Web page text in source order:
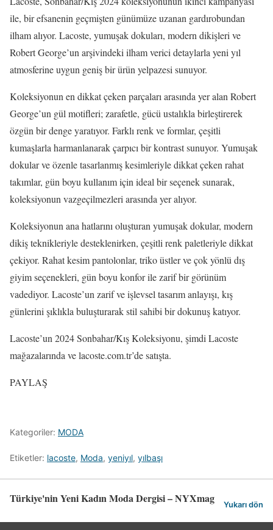
ile, bir efsanenin geçmişten günümüze uzanan gardırobundan
ilham alıyor. Lacoste, yumuşak dokuları, modern dikişleri ve
Robert George’un arşivindeki ilham verici detaylarla yeni yıl
atmosferine uygun geniş bir ürün yelpazesi sunuyor.
Koleksiyonun en dikkat çeken parçaları arasında yer alan Robert
George’un gül motifleri; zarafetle, gücü ustalıkla birleştirerek
özgün bir denge yaratıyor. Farklı renk ve formlar, çeşitli
kumaşlarla harmanlanarak çarpıcı bir kontrast sunuyor. Yumuşak
dokular ve özenle tasarlanmış kesimleriyle dikkat çeken rahat
takımlar, gün boyu kullanım için ideal bir seçenek sunarak,
koleksiyonun vazgeçilmezleri arasında yer alıyor.
Koleksiyonun ana hatlarını oluşturan yumuşak dokular, modern
dikiş teknikleriyle desteklenirken, çeşitli renk paletleriyle dikkat
çekiyor. Rahat kesim pantolonlar, triko üstler ve çok yönlü dış
giyim seçenekleri, gün boyu konfor ile zarif bir görünüm
vadediyor. Lacoste’un zarif ve işlevsel tasarım anlayışı, kış
günlerini şıklıkla buluşturarak stil sahibi bir dokunuş katıyor.
Lacoste’un 2024 Sonbahar/Kış Koleksiyonu, şimdi Lacoste
mağazalarında ve lacoste.com.tr’de satışta.
PAYLAŞ
Kategoriler: MODA
Etiketler: lacoste, Moda, yeniyıl, yılbaşı
Türkiye'nin Yeni Kadın Moda Dergisi – NYXmag Yukarı dön